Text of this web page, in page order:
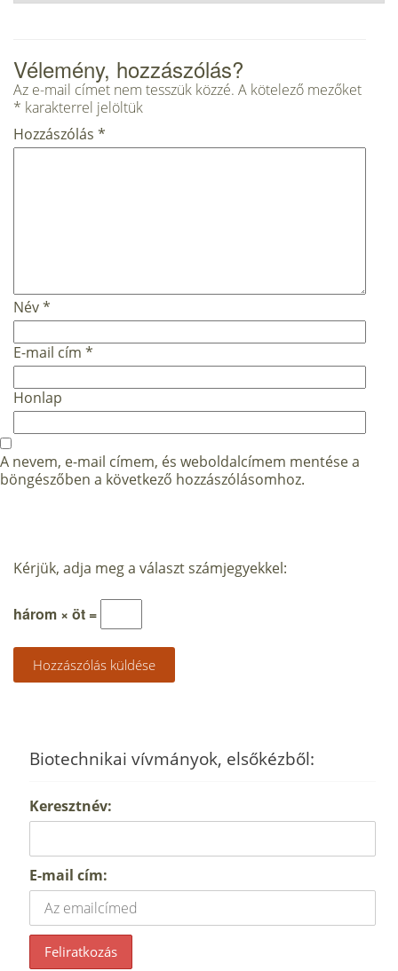
Vélemény, hozzászólás?
Az e-mail címet nem tesszük közzé. A kötelező mezőket
* karakterrel jelöltük
Hozzászólás *
Név*
E-mail cím *
Honlap
A nevem, e-mail címem, és weboldalcímem mentése a
böngészőben a következő hozzászólásomhoz.
Kérjük, adja meg a választ számjegyekkel:
három × öt =
Biotechnikai vívmányok, elsőkézből:
Keresztnév:
E-mail cím: